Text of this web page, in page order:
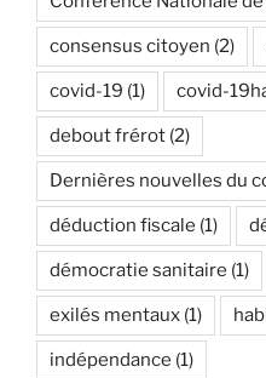
consensus citoyen (2)
covid-19 (1) covid-
debout frérot (2)
Dernières nouvelles du
déduction fiscale (1)
démocratie sanitaire (1)
exilés mentaux (1)
indépendance (1)